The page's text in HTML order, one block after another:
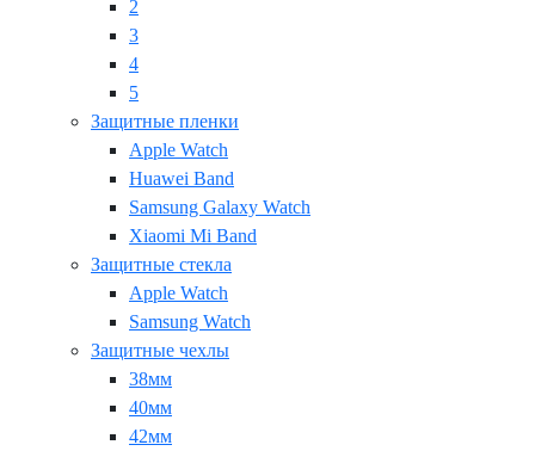
2
3
4
5
Защитные пленки
Apple Watch
Huawei Band
Samsung Galaxy Watch
Xiaomi Mi Band
Защитные стекла
Apple Watch
Samsung Watch
Защитные чехлы
38мм
40мм
42мм